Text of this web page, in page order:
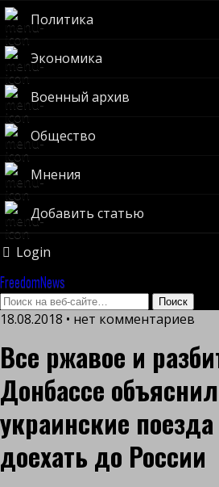
Политика
Экономика
Военный архив
Общество
Мнения
Добавить статью
Login
FreedomNews
18.08.2018 • нет комментариев
Все ржавое и
Донбассе
украинские поезда
доехать до России